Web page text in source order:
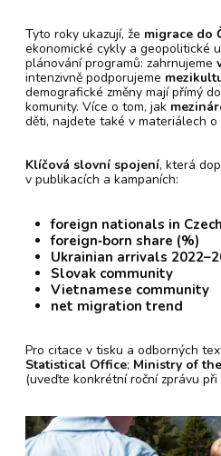
Tyto roky ukazují, že migrace do
ekonomické cykly a geopolitické
plánování programů: zahrnujeme
intenzivně podporujeme
demografické změny mají přímý
komunity. Více o tom, jak
děti, najdete také v materiálech o
Klíčová slovní spojení, která
v publikacích a kampaních:
foreign nationals in
foreign‑born share (%)
Ukrainian arrivals
Slovak community
Vietnamese community
net migration trend
Pro citace v tisku a odborných
Statistical Office; Ministry of
(uveďte konkrétní roční zprávu při